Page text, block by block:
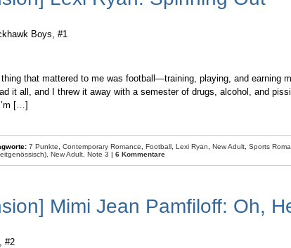
Boys, #1
that mattered to me was football—training, playing, and earning
it all, and I threw it away with a semester of drugs, alcohol, and
[…]
7 Punkte Contemporary Romance Football Lexi Ryan New Adult Sports
New Adult, Note 3 | 6 Kommentare
Mimi Jean Pamfiloff: Oh,
#2